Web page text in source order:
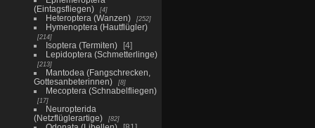
(Eintagsfliegen)
4
Heteroptera (Wanzen) 252
Hymenoptera (Hautflügler)
214
Isoptera (Termiten)
4
Lepidoptera (Schmetterlinge)
213
Mantodea (Fangschrecken,
Gottesanbeterinnen)
8
Mecoptera (Schnabelfliegen)
17
Neuropterida
(Netzflüglerartige)
82